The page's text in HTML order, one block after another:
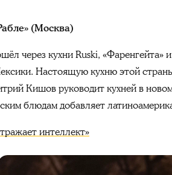
(Москва)
через кухни Ruski, «Фаренгейта»
Настоящую кухню этой
Кишов руководит кухней в
блюдам добавляет
интеллект»